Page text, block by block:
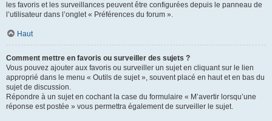
les favoris et les surveillances peuvent être configurées depuis le panneau de
l’utilisateur dans l’onglet « Préférences du forum ».
Haut
Comment mettre en favoris ou surveiller des sujets ?
Vous pouvez ajouter aux favoris ou surveiller un sujet en cliquant sur le lien
approprié dans le menu « Outils de sujet », souvent placé en haut et en bas du
sujet de discussion.
Répondre à un sujet en cochant la case du formulaire « M’avertir lorsqu’une
réponse est postée » vous permettra également de surveiller le sujet.